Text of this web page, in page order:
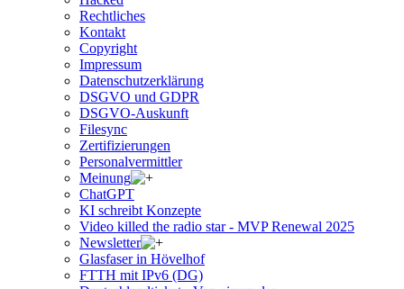
Rechtliches
Kontakt
Copyright
Impressum
Datenschutzerklärung
DSGVO und GDPR
DSGVO-Auskunft
Filesync
Zertifizierungen
Personalvermittler
Meinung
ChatGPT
KI schreibt Konzepte
Video killed the radio star - MVP Renewal 2025
Newsletter
Glasfaser in Hövelhof
FTTH mit IPv6 (DG)